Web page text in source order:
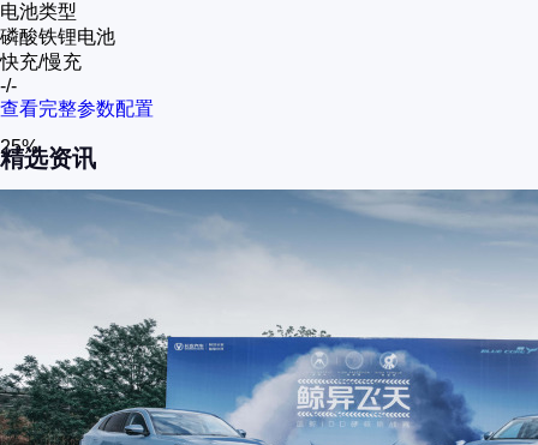
25%
电池类型
磷酸铁锂电池
快充/慢充
-/-
查看完整参数配置
精选资讯